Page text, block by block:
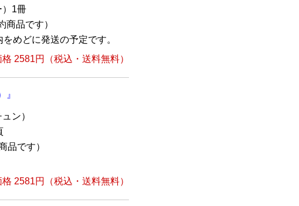
）1冊
品です）
めどに発送の予定です。
2581円
（税込・送料無料）
』
ン）
品です）
2581円
（税込・送料無料）